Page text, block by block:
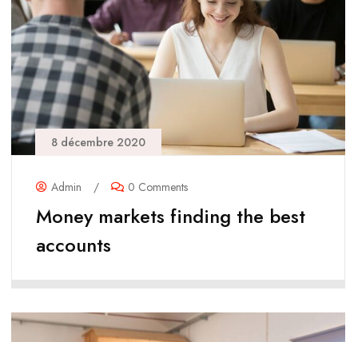
8 décembre 2020
Admin / 0 Comments
Money markets finding the best
accounts